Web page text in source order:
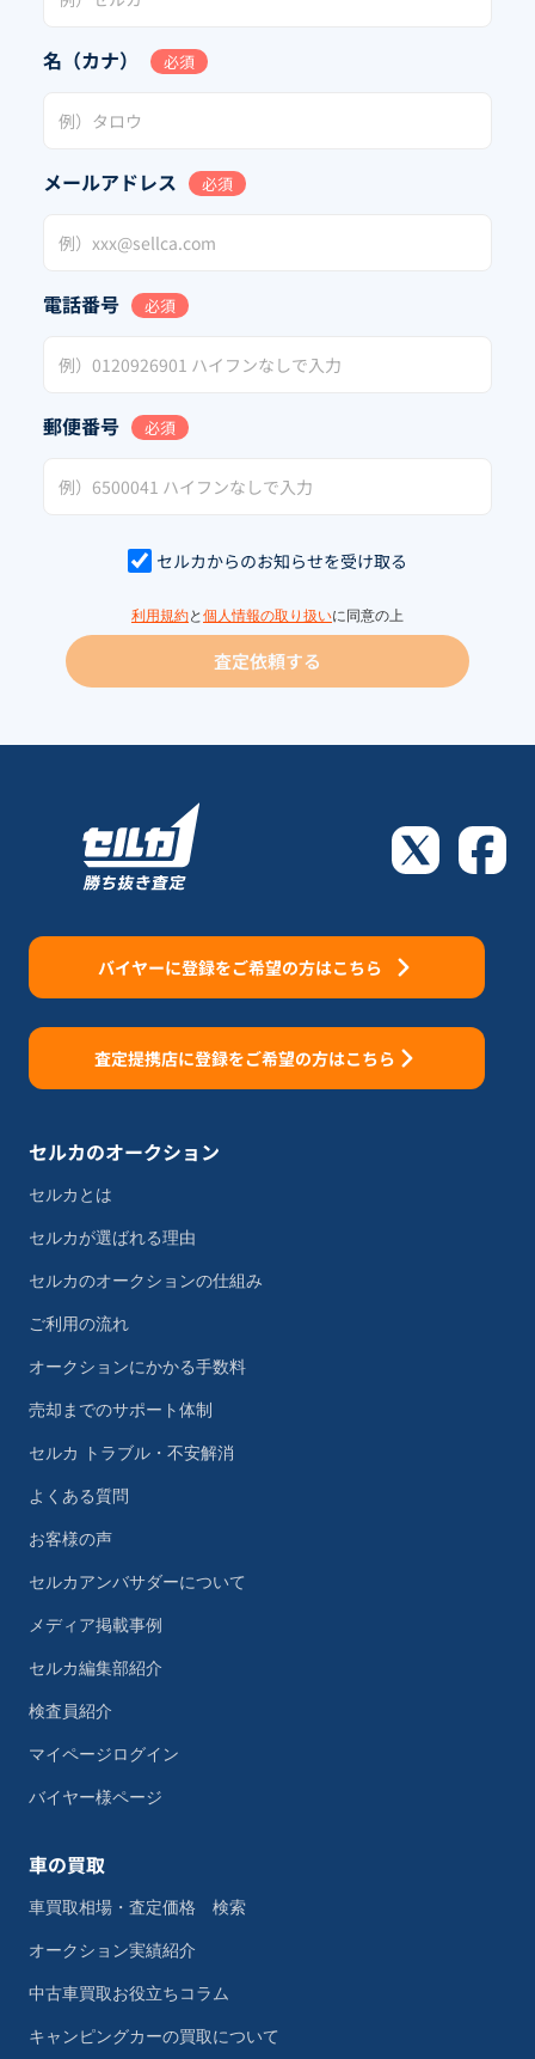
名（カナ） 必須
メールアドレス 必須
電話番号 必須
郵便番号 必須
セルカからのお知らせを受け取る
利用規約と 個人情報の取り扱いに同意の上
査定依頼する
バイヤーに登録をご希望の方はこちら
査定提携店に登録をご希望の方はこちら
セルカのオークション
セルカとは
セルカが選ばれる理由
セルカのオークションの仕組み
ご利用の流れ
オークションにかかる手数料
売却までのサポート体制
セルカ トラブル・不安解消
よくある質問
お客様の声
セルカアンバサダーについて
メディア掲載事例
セルカ編集部紹介
検査員紹介
マイページログイン
バイヤー様ページ
車の買取
車買取相場・査定価格 検索
オークション実績紹介
中古車買取お役立ちコラム
キャンピングカーの買取について